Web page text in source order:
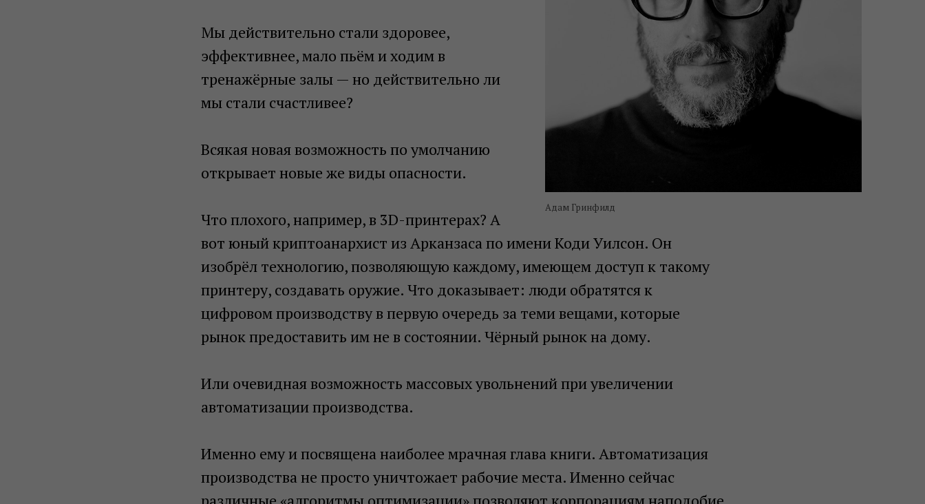
Адам Гринфилд
Мы действительно стали здоровее,
эффективнее, мало пьём и ходим в
тренажёрные залы — но действительно ли
мы стали счастливее?
Всякая новая возможность по умолчанию
открывает новые же виды опасности.
Что плохого, например, в 3D-принтерах? А
вот юный криптоанархист из Арканзаса по имени Коди Уилсон. Он
изобрёл технологию, позволяющую каждому, имеющем доступ к такому
принтеру, создавать оружие. Что доказывает: люди обратятся к
цифровом производству в первую очередь за теми вещами, которые
рынок предоставить им не в состоянии. Чёрный рынок на дому.
Или очевидная возможность массовых увольнений при увеличении
автоматизации производства.
Именно ему и посвящена наиболее мрачная глава книги. Автоматизация
производства не просто уничтожает рабочие места. Именно сейчас